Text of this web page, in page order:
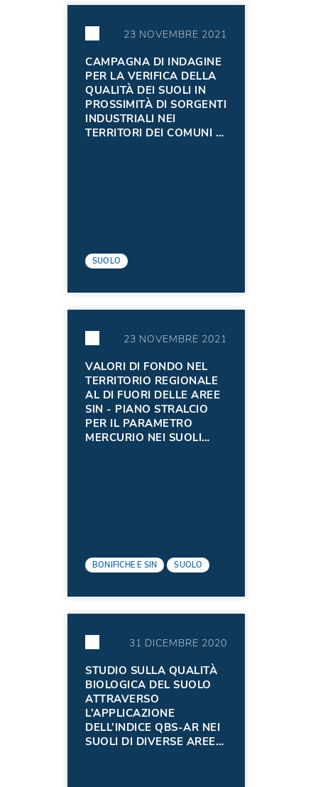
23 NOVEMBRE 2021
CAMPAGNA DI INDAGINE
PER LA VERIFICA DELLA
QUALITÀ DEI SUOLI IN
PROSSIMITÀ DI SORGENTI
INDUSTRIALI NEI
TERRITORI DEI COMUNI DI
SUOLO
23 NOVEMBRE 2021
VALORI DI FONDO NEL
TERRITORIO REGIONALE
AL DI FUORI DELLE AREE
SIN - PIANO STRALCIO
PER IL PARAMETRO
MERCURIO NEI SUOLI
BONIFICHE E SIN SUOLO
31 DICEMBRE 2020
STUDIO SULLA QUALITÀ
BIOLOGICA DEL SUOLO
ATTRAVERSO
L’APPLICAZIONE
DELL’INDICE QBS-AR NEI
SUOLI DI DIVERSE AREE